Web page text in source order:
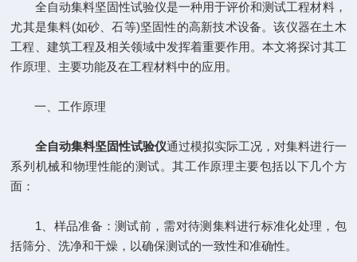
全自动集料坚固性试验仪是一种用于评价和测试工程材料，
尤其是集料(如砂、石等)坚固性的高新技术设备。该仪器在土木
工程、建筑工程及相关领域中发挥着重要作用。本文将探讨其工
作原理、主要功能及在工程材料中的应用。
一、工作原理
全自动集料坚固性试验仪通过模拟实际工况，对集料进行一
系列机械和物理性能的测试。其工作原理主要包括以下几个方
面：
1、样品准备：测试前，需对待测集料进行标准化处理，包
括筛分、洗净和干燥，以确保测试的一致性和准确性。